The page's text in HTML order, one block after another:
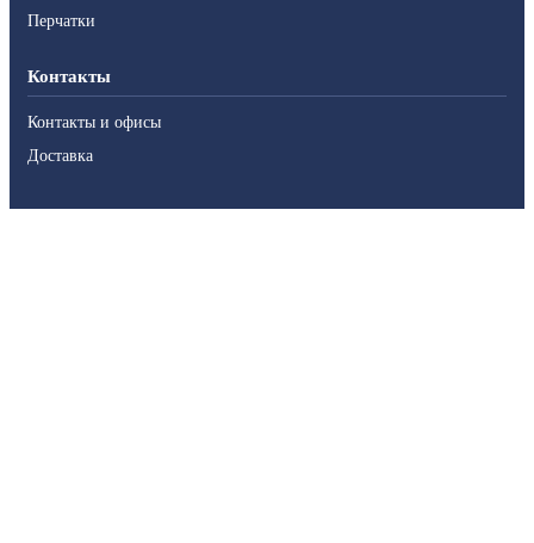
Перчатки
Контакты
Контакты и офисы
Доставка